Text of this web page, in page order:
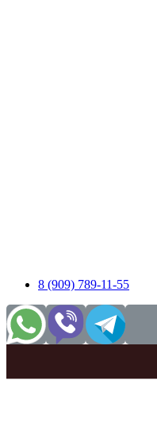
8 (909) 789-11-55